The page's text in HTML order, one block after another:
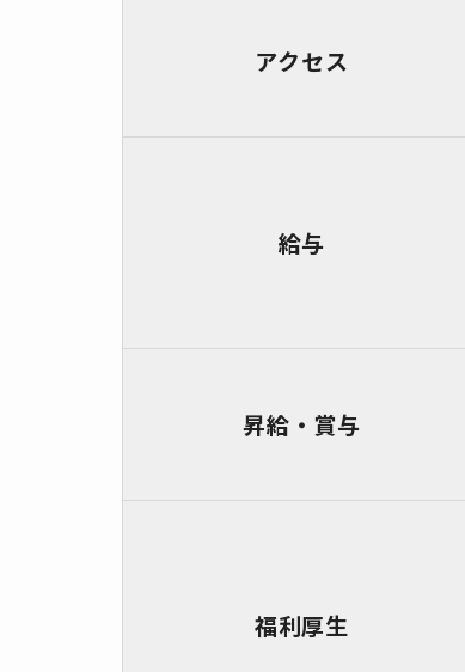
アクセス
給与
昇給・賞与
福利厚生